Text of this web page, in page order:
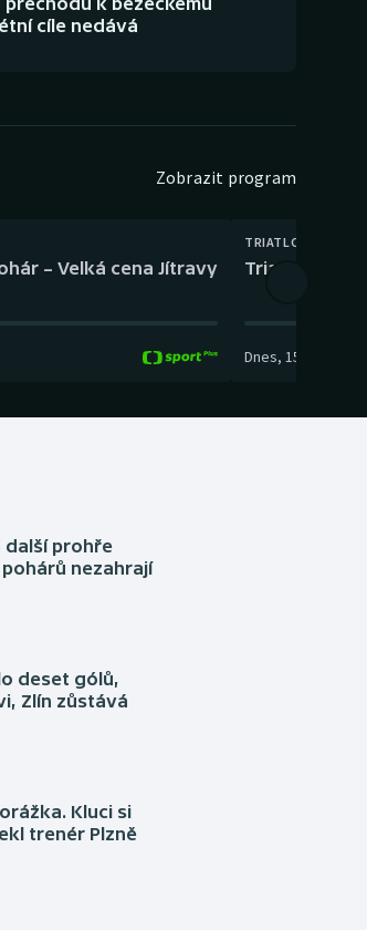
cíle nedává
Zobrazit program
– Velká cena Jítravy
TRIATLON
Triatlon:
Dnes, 15:00
další prohře
nezahrají
deset gólů,
Zlín zůstává
Kluci si
trenér Plzně